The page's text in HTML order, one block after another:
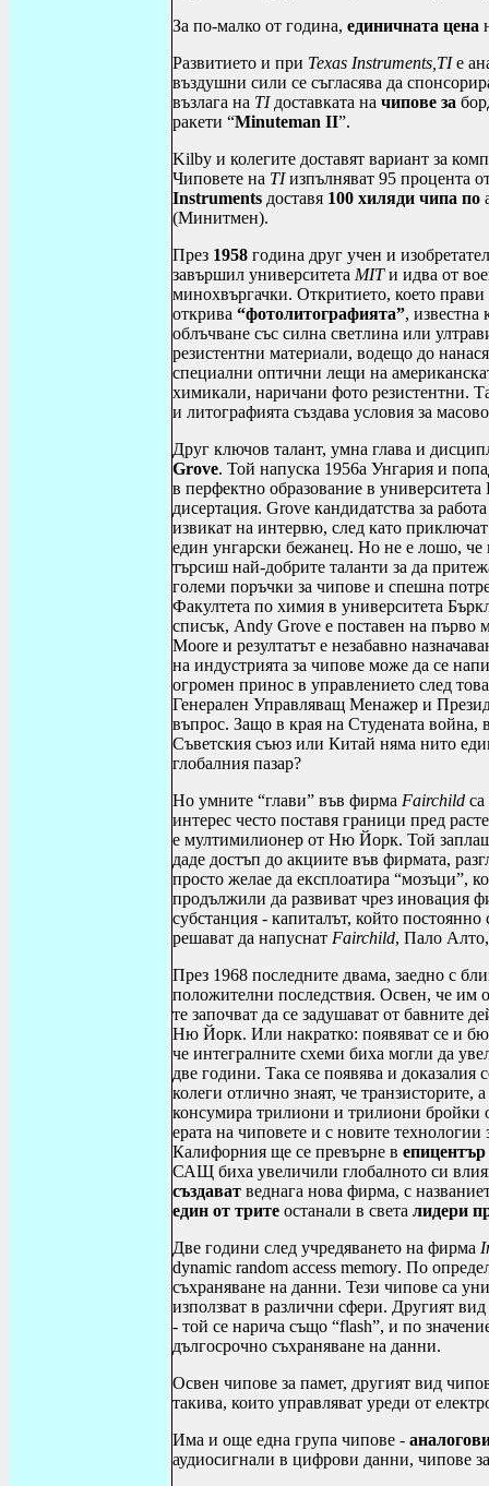
За по-малко от година, единичната цена
Развитието и при Texas Instruments,TIе
въздушни сили се съгласява да
възлага на TI доставката на чипове за
ракети “Minuteman II”.
Kilby и колегите доставят вариант за
Чиповете на TIизпълняват 95 процента
Instruments доставя 100 хиляди чипа по
(Минитмен).
През 1958 година друг учен и
завършил университета MITи идва от
минохвъргачки. Откритието, което прави
открива “фотолитографията”, известна
облъчване със силна светлина или
резистентни материали, водещо до
специални оптични лещи на
химикали, наричани фото резистентни.
и литографията създава условия за
Друг ключов талант, умна глава и
Grove. Той напуска 1956а Унгария и
в перфектно образование в университета
дисертация. Grove кандидатства за
извикат на интервю, след като
един унгарски бежанец. Но не е лошо,
търсиш най-добрите таланти за да
големи поръчки за чипове и спешна
Факултета по химия в университета
списък, Andy Grove е поставен на първо
Moore и резултатът е незабавно
на индустрията за чипове може да се
огромен принос в управлението след
Генерален Управляващ Менажер и
въпрос. Защо в края на Студената война,
Съветския съюз или Китай няма нито
глобалния пазар?
Но умните “глави” във фирма Fairchild
интерес често поставя граници пред
е мултимилионер от Ню Йорк. Той
даде достъп до акциите във фирмата,
просто желае да експлоатира “мозъци”,
продължили да развиват чрез иновация
субстанция - капиталът, който
решават да напуснат Fairchild, Пало
През 1968 последните двама, заедно с
положителни последствия. Освен, че им
те започват да се задушават от бавните
Ню Йорк. Или накратко: появяват се и
че интегралните схеми биха могли да
две години. Така се появява и доказалия
колеги отлично знаят, че
консумира трилиони и трилиони бройки
ерата на чиповете и с новите
Калифорния ще се превърне в епицентър
САЩ биха увеличили глобалното си
създават веднага нова фирма, с
един от трите останали в света лидери
Две години след учредяването на фирма
dynamic random access memory. По
съхраняване на данни. Тези чипове са
използват в различни сфери. Другият
- той се нарича също “flash”, и по
дългосрочно съхраняване на данни.
Освен чипове за памет, другият вид
такива, които управляват уреди от
Има и още една група чипове -
аудиосигнали в цифрови данни, чипове